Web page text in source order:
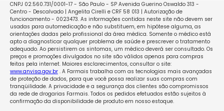
CNPJ 02.560.731/0001-17 - São Paulo - SP Avenida Guerino Oswaldo 313 -
Centro - Descalvado | Angelita Cirelli e CRF 58 013 | Autorização de
funcionamento - 0023473. As informações contidas neste site não devem ser
usadas para automedicação e não substituem, em hipótese alguma, as
orientações dadas pelo profissional da área médica. Somente o médico está
apto a diagnosticar qualquer problema de saúde e prescrever o tratamento
adequado. Ao persistirem os sintomas, um médico deverá ser consultado. Os
preços e promoções divulgados no site são válidos apenas para compras
feitas pela internet. Maiores esclarecimentos, consultar o site:
www.anvisa.gov.br. A Farmais trabalha com as tecnologias mais avançadas
de proteção de dados, para que você possa realizar suas compras com
tranqüilidade. A privacidade e a segurança dos clientes são compromissos
da rede de drogarias Farmais. Todos os pedidos efetuados estão sujeitos à
confirmação da disponibilidade de produto em nosso estoque.